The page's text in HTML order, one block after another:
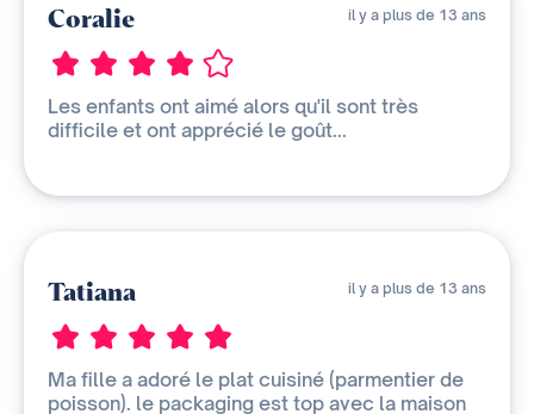
Coralie il y a plus de 13 ans
Les enfants ont aimé alors qu'il sont très
difficile et ont apprécié le goût...
Tatiana il y a plus de 13 ans
Ma fille a adoré le plat cuisiné (parmentier de
poisson). le packaging est top avec la maison